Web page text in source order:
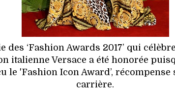
des ‘Fashion Awards 2017’ qui
italienne Versace a été honorée
le 'Fashion Icon Award’,
carrière.